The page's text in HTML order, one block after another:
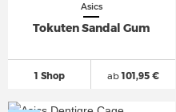
Asics
Tokuten Sandal Gum
1 Shop ab101,95 €